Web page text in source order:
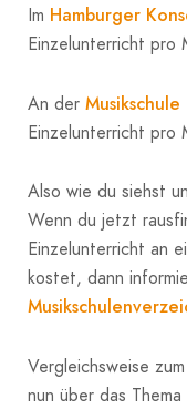
Im Hamburger
Einzelunterricht pro
An der
Einzelunterricht pro
Also wie du siehst
Wenn du jetzt
Einzelunterricht an
kostet, dann
Vergleichsweise
nun über das